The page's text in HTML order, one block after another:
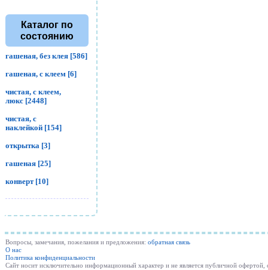
Каталог по
состоянию
гашеная, без клея [586]
гашеная, с клеем [6]
чистая, с клеем,
люкс [2448]
чистая, с
наклейкой [154]
открытка [3]
гашеная [25]
конверт [10]
Вопросы, замечания, пожелания и предложения: обратная связь
О нас
Политика конфиденциальности
Cайт носит исключительно информационный характер и не является публичной